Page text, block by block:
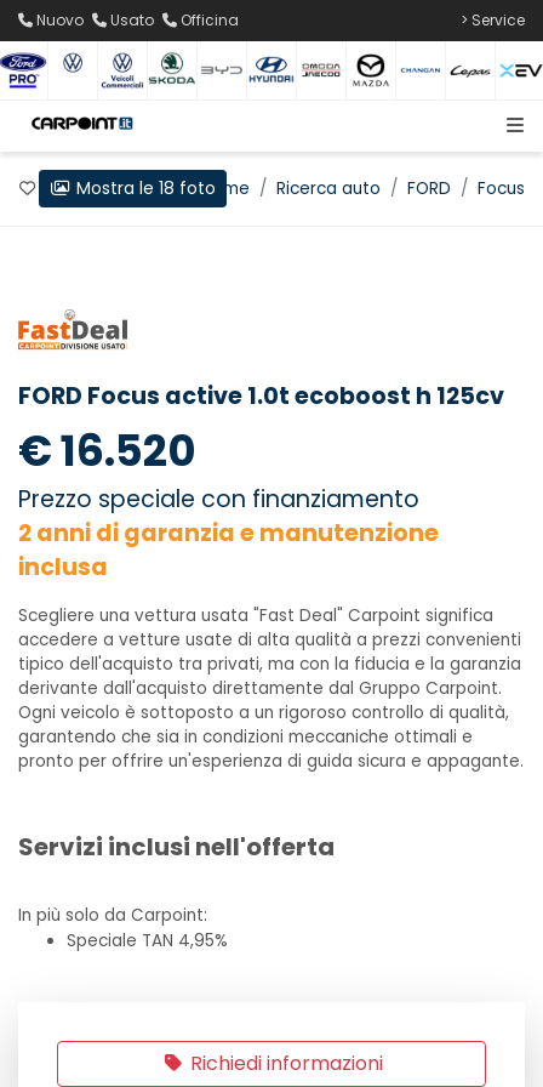
Nuovo Usato Officina > Service
Preferiti Home Ricerca auto FORD Focus
Mostra le 18 foto
FORD Focus active 1.0t ecoboost h 125cv
€ 16.520
Prezzo speciale con finanziamento
2 anni di garanzia e manutenzione
inclusa
Scegliere una vettura usata "Fast Deal" Carpoint significa
accedere a vetture usate di alta qualità a prezzi convenienti
tipico dell'acquisto tra privati, ma con la fiducia e la garanzia
derivante dall'acquisto direttamente dal Gruppo Carpoint.
Ogni veicolo è sottoposto a un rigoroso controllo di qualità,
garantendo che sia in condizioni meccaniche ottimali e
pronto per offrire un'esperienza di guida sicura e appagante.
Servizi inclusi nell'offerta
In più solo da Carpoint:
Speciale TAN 4,95%
Richiedi informazioni